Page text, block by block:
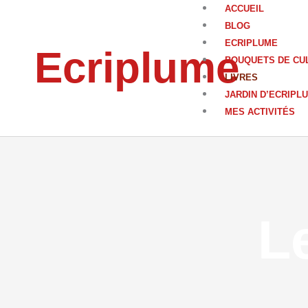
Ecriplume
ACCUEIL
BLOG
ECRIPLUME
BOUQUETS DE
LIVRES
JARDIN
MES ACTIVITÉS